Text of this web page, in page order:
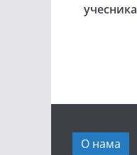
учесника
О нама